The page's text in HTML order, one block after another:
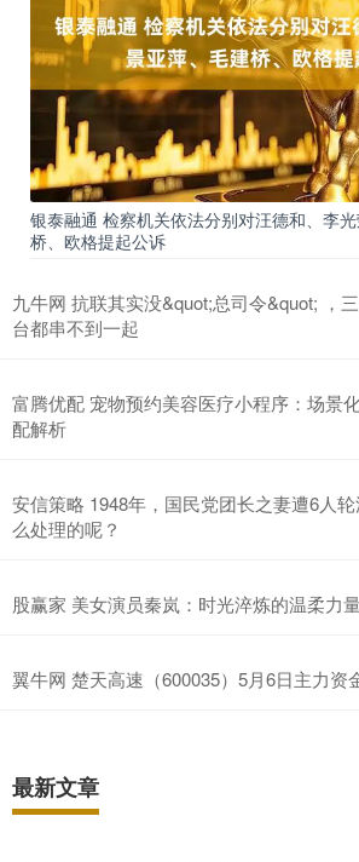
银泰融通 检察机关依法分别对汪德和、李
桥、欧格提起公诉
九牛网 抗联其实没&quot;总司令&quot; ，
台都串不到一起
富腾优配 宠物预约美容医疗小程序：场景
配解析
安信策略 1948年，国民党团长之妻遭6人
么处理的呢？
股赢家 美女演员秦岚：时光淬炼的温柔力量
翼牛网 楚天高速（600035）5月6日主力资
最新文章